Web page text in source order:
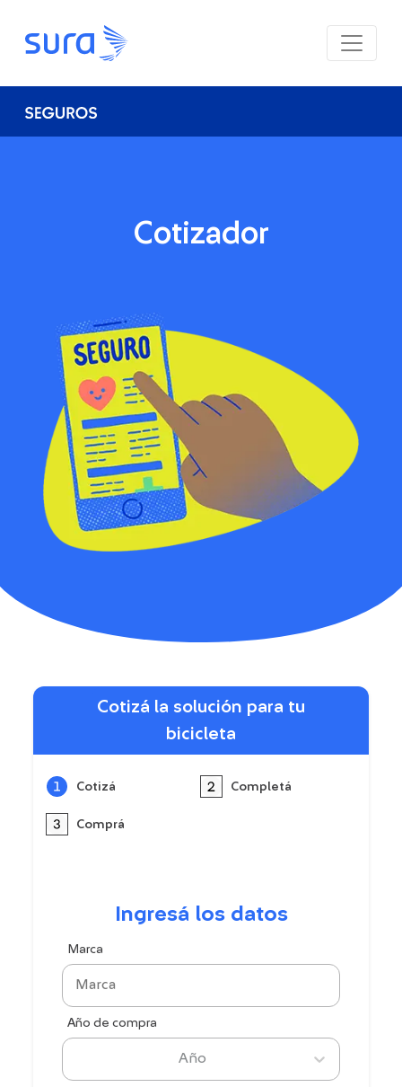
Cotizador
Cotizá la solución para tu
bicicleta
Cotizá Completá
Comprá
Ingresá los datos
Marca
Año
Año de compra